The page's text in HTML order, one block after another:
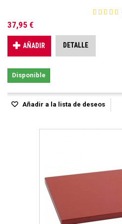
37,95 €
AÑADIR DETALLE
Disponible
Añadir a la lista de deseos